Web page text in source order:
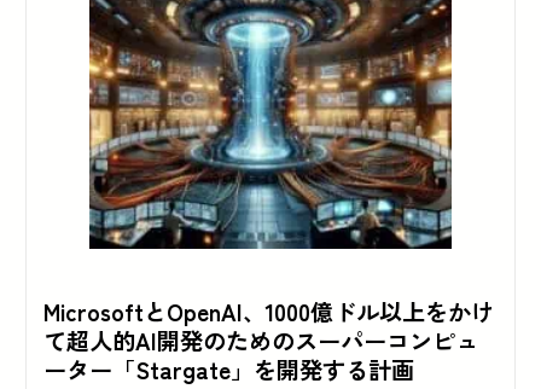
MicrosoftとOpenAI、1000億ドル以上をかけ
て超人的AI開発のためのスーパーコンピュ
ーター「Stargate」を開発する計画